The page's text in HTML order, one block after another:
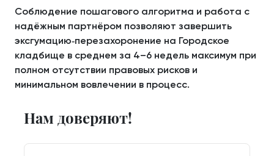
Соблюдение пошагового алгоритма и работа с
надёжным партнёром позволяют завершить
эксгумацию‑перезахоронение на Городское
кладбище в среднем за 4–6 недель максимум при
полном отсутствии правовых рисков и
минимальном вовлечении в процесс.
Нам доверяют!